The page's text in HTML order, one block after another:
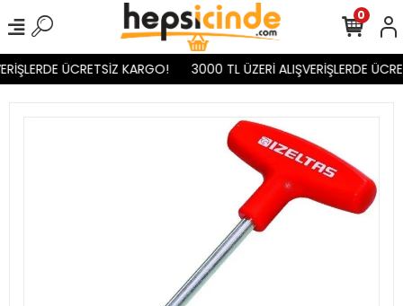
ÜCRETSİZ KARGO! 3000 TL ÜZERİ ALIŞVERİŞLERDE
0